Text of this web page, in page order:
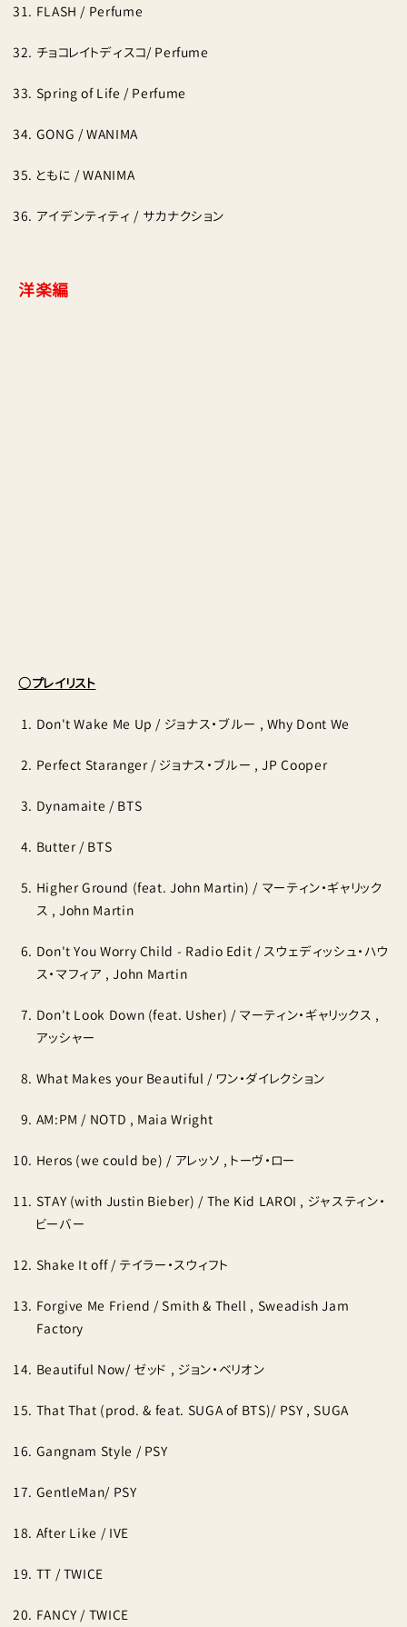
FLASH / Perfume
チョコレイトディスコ/ Perfume
Spring of Life / Perfume
GONG / WANIMA
ともに / WANIMA
アイデンティティ / サカナクション
洋楽編
○プレイリスト
Don't Wake Me Up / ジョナス・ブルー , Why Dont We
Perfect Staranger / ジョナス・ブルー , JP Cooper
Dynamaite / BTS
Butter / BTS
Higher Ground (feat. John Martin) / マーティン・ギャリック
ス , John Martin
Don't You Worry Child - Radio Edit / スウェディッシュ・ハウ
ス・マフィア , John Martin
Don't Look Down (feat. Usher) / マーティン・ギャリックス ,
アッシャー
What Makes your Beautiful / ワン・ダイレクション
AM:PM / NOTD , Maia Wright
Heros (we could be) / アレッソ , トーヴ・ロー
STAY (with Justin Bieber) / The Kid LAROI , ジャスティン・
ビーバー
Shake It off / テイラー・スウィフト
Forgive Me Friend / Smith & Thell , Sweadish Jam
Factory
Beautiful Now/ ゼッド , ジョン・ベリオン
That That (prod. & feat. SUGA of BTS)/ PSY , SUGA
Gangnam Style / PSY
GentleMan/ PSY
After Like / IVE
TT / TWICE
FANCY / TWICE